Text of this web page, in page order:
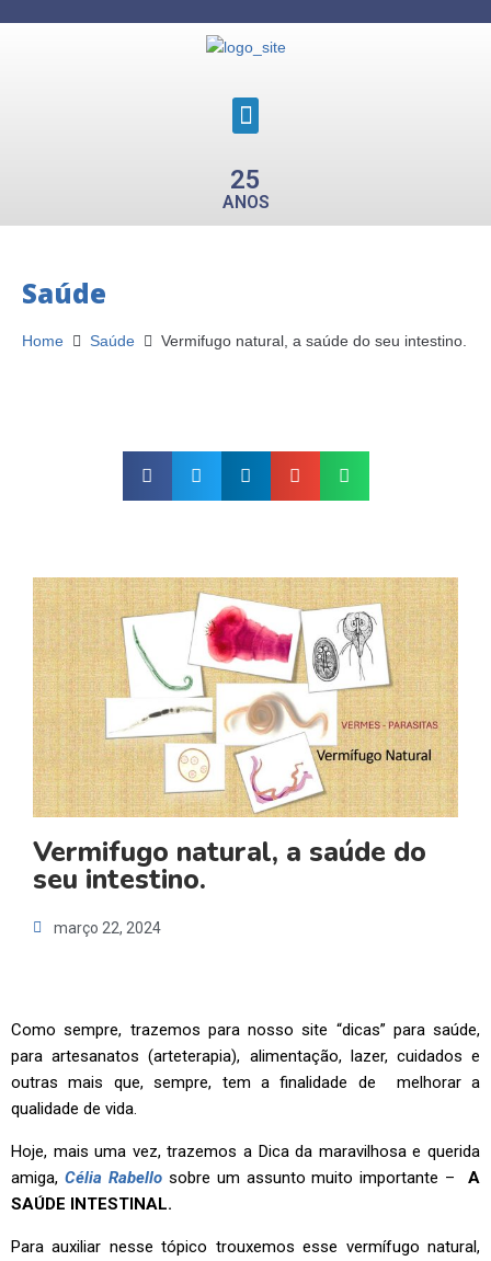
25
ANOS
Saúde
Home Saúde Vermifugo natural, a saúde do seu intestino.
Vermifugo natural, a saúde do
seu intestino.
março 22, 2024
Como sempre, trazemos para nosso site “dicas” para saúde,
para artesanatos (arteterapia), alimentação, lazer, cuidados e
outras mais que, sempre, tem a finalidade de melhorar a
qualidade de vida.
Hoje, mais uma vez, trazemos a Dica da maravilhosa e querida
amiga, Célia Rabello sobre um assunto muito importante –A
SAÚDE INTESTINAL.
Para auxiliar nesse tópico trouxemos esse vermífugo natural,